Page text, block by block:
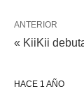
ANTERIOR
« KiiKii
HACE 1 AÑO